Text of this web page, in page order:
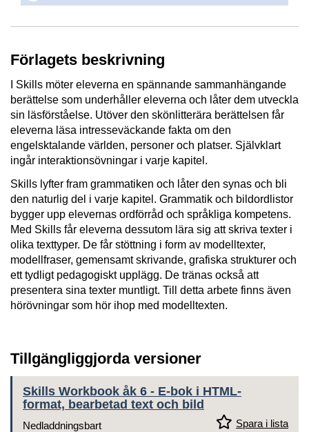
Förlagets beskrivning
I Skills möter eleverna en spännande sammanhängande
berättelse som underhåller eleverna och låter dem utveckla
sin läsförståelse. Utöver den skönlitterära berättelsen får
eleverna läsa intresseväckande fakta om den
engelsktalande världen, personer och platser. Självklart
ingår interaktionsövningar i varje kapitel.
Skills lyfter fram grammatiken och låter den synas och bli
den naturlig del i varje kapitel. Grammatik och bildordlistor
bygger upp elevernas ordförråd och språkliga kompetens.
Med Skills får eleverna dessutom lära sig att skriva texter i
olika texttyper. De får stöttning i form av modelltexter,
modellfraser, gemensamt skrivande, grafiska strukturer och
ett tydligt pedagogiskt upplägg. De tränas också att
presentera sina texter muntligt. Till detta arbete finns även
hörövningar som hör ihop med modelltexten.
Tillgängliggjorda versioner
Skills Workbook åk 6 - E-bok i HTML-
format, bearbetad text och bild
Spara i lista
Nedladdningsbart